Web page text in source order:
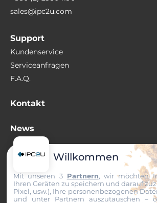
sales@ipc2u.com
Support
Kundenservice
Serviceanfragen
F.A.Q.
Kontakt
News
WissenswertesWillkommen
Mit unseren 3 Partnern, wir möchten
Ihren Geräten zu speichern und darauf
Pixel, usw.), Ihre personenbezogenen
und unter Partnern auszutauschen –